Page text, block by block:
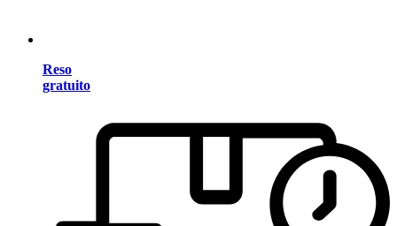
Reso
gratuito